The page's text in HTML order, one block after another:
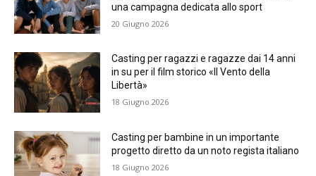
una campagna dedicata allo sport
20 Giugno 2026
Casting per ragazzi e ragazze dai 14 anni
in su per il film storico «Il Vento della
Libertà»
18 Giugno 2026
Casting per bambine in un importante
progetto diretto da un noto regista italiano
18 Giugno 2026